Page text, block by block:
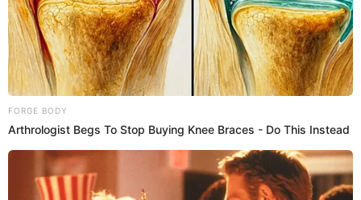
Videos
Vania Bludau rompe en llanto al anunciar
que sufrió DOLOROSA PÉRDIDA tras tomar
desgarradora decisión: "Difícil..."